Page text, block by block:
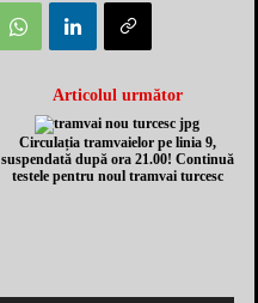
Articolul următor
Circulația tramvaielor pe linia 9,
suspendată după ora 21.00! Continuă
testele pentru noul tramvai turcesc